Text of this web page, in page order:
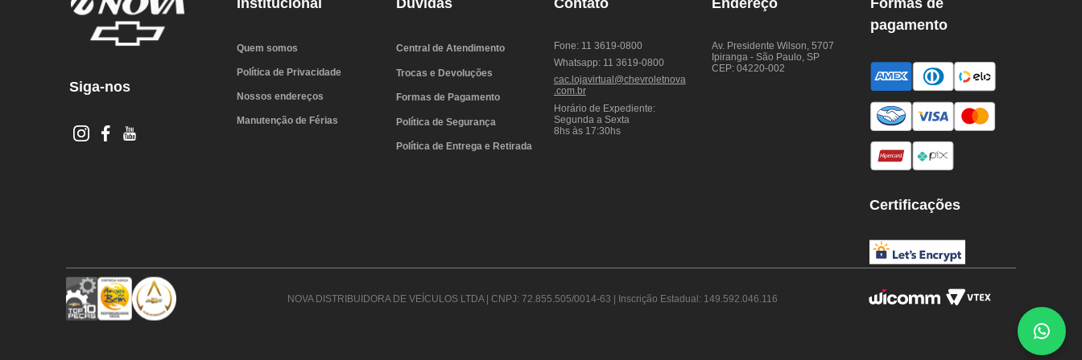
Siga-nos
Institucional
Quem somos
Política de Privacidade
Nossos endereços
Manutenção de Férias
Dúvidas
Central de Atendimento
Trocas e Devoluções
Formas de Pagamento
Política de Segurança
Política de Entrega e Retirada
Contato
Fone: 11 3619-0800
Whatsapp: 11 3619-0800
cac.lojavirtual@chevroletnova
.com.br
Horário de Expediente:
Segunda a Sexta
8hs às 17:30hs
Endereço
Av. Presidente Wilson, 5707
Ipiranga - São Paulo, SP
CEP: 04220-002
Formas de
pagamento
Certificações
NOVA DISTRIBUIDORA DE VEÍCULOS LTDA | CNPJ: 72.855.505/0014-63 | Inscrição Estadual: 149.592.046.116